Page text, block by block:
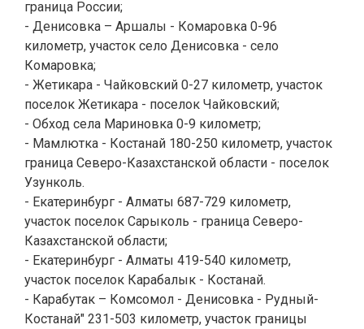
граница России;
- Денисовка – Аршалы - Комаровка 0-96
километр, участок село Денисовка - село
Комаровка;
- Жетикара - Чайковский 0-27 километр, участок
поселок Жетикара - поселок Чайковский;
- Обход села Мариновка 0-9 километр;
- Мамлютка - Костанай 180-250 километр, участок
граница Северо-Казахстанской области - поселок
Узунколь.
- Екатеринбург - Алматы 687-729 километр,
участок поселок Сарыколь - граница Северо-
Казахстанской области;
- Екатеринбург - Алматы 419-540 километр,
участок поселок Карабалык - Костанай.
- Карабутак – Комсомол - Денисовка - Рудный-
Костанай" 231-503 километр, участок границы